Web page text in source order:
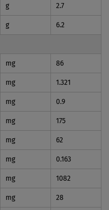
g 2.7
g 6.2
mg 86
mg 1.321
mg 0.9
mg 175
mg 62
mg 0.163
mg 1082
mg 28